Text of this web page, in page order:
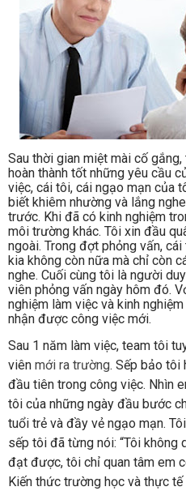
Sau thời gian miệt mài cố
hoàn thành tốt những yêu cầu
việc, cái tôi, cái ngạo mạn của
biết khiêm nhường và lắng
trước. Khi đã có kinh nghiệm
môi trường khác. Tôi xin đầu
ngoài. Trong đợt phỏng vấn,
kia không còn nữa mà chỉ còn
nghe. Cuối cùng tôi là người
viên phỏng vấn ngày hôm đó.
nghiệm làm việc và kinh
nhận được công việc mới.
Sau 1 năm làm việc, team tôi
viên mới ra trường. Sếp bảo tôi
đầu tiên trong công việc. Nhìn
tôi của những ngày đầu bước
tuổi trẻ và đầy vẻ ngạo mạn.
sếp tôi đã từng nói: “Tôi không
đạt được, tôi chỉ quan tâm em
Kiến thức trường học và thực tế